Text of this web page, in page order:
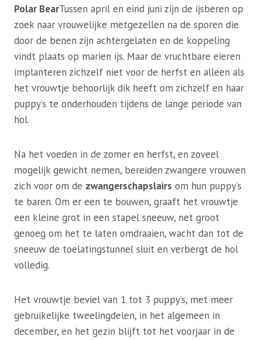
Polar BearTussen april en eind juni zijn de ijsberen op
zoek naar vrouwelijke metgezellen na de sporen die
door de benen zijn achtergelaten en de koppeling
vindt plaats op marien ijs. Maar de vruchtbare eieren
implanteren zichzelf niet voor de herfst en alleen als
het vrouwtje behoorlijk dik heeft om zichzelf en haar
puppy’s te onderhouden tijdens de lange periode van
hol.
Na het voeden in de zomer en herfst, en zoveel
mogelijk gewicht nemen, bereiden zwangere vrouwen
zich voor om de zwangerschapslairs om hun puppy’s
te baren. Om er een te bouwen, graaft het vrouwtje
een kleine grot in een stapel sneeuw, net groot
genoeg om het te laten omdraaien, wacht dan tot de
sneeuw de toelatingstunnel sluit en verbergt de hol
volledig.
Het vrouwtje beviel van 1 tot 3 puppy’s, met meer
gebruikelijke tweelingdelen, in het algemeen in
december, en het gezin blijft tot het voorjaar in de